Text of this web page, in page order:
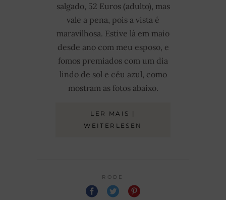
salgado, 52 Euros (adulto), mas
vale a pena, pois a vista é
maravilhosa. Estive lá em maio
desde ano com meu esposo, e
fomos premiados com um dia
lindo de sol e céu azul, como
mostram as fotos abaixo.
LER MAIS |
WEITERLESEN
RODE